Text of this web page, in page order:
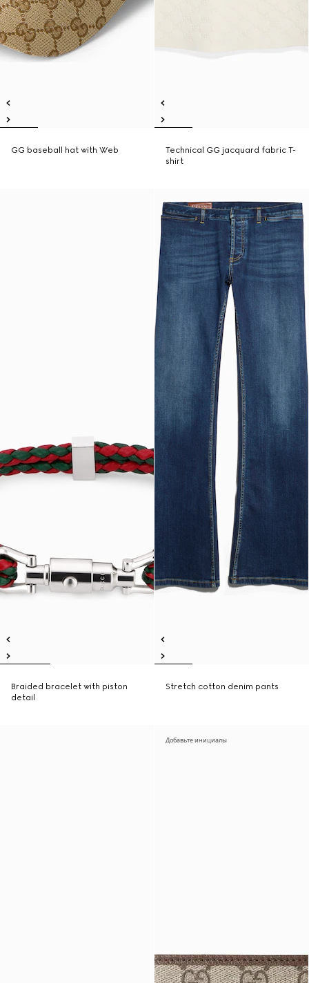
GG baseball hat with Web
Technical GG jacquard fabric T-
shirt
Braided bracelet with piston
detail
Stretch cotton denim pants
Добавьте инициалы